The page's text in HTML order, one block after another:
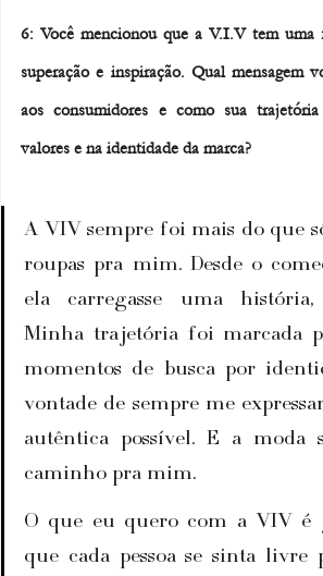
6: Você mencionou que a V.I.V tem uma
superação e inspiração. Qual mensagem
aos consumidores e como sua
valores e na identidade da marca?
A VIV sempre foi mais do que
roupas pra mim. Desde o
ela carregasse uma
Minha trajetória foi marcada
momentos de busca por
vontade de sempre me
autêntica possível. E a moda
caminho pra mim.
O que eu quero com a VIV é
que cada pessoa se sinta livre